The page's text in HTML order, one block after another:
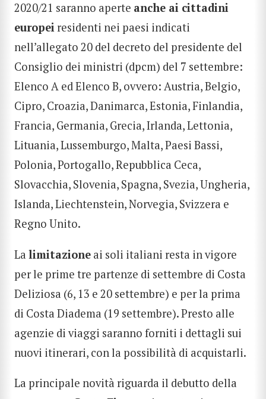
2020/21 saranno aperte anche ai cittadini
europeiresidenti nei paesi indicati
nell’allegato 20 del decreto del presidente del
Consiglio dei ministri (dpcm) del 7 settembre:
Elenco A ed Elenco B, ovvero: Austria, Belgio,
Cipro, Croazia, Danimarca, Estonia, Finlandia,
Francia, Germania, Grecia, Irlanda, Lettonia,
Lituania, Lussemburgo, Malta, Paesi Bassi,
Polonia, Portogallo, Repubblica Ceca,
Slovacchia, Slovenia, Spagna, Svezia, Ungheria,
Islanda, Liechtenstein, Norvegia, Svizzera e
Regno Unito.
La limitazione ai soli italiani resta in vigore
per le prime tre partenze di settembre di Costa
Deliziosa (6, 13 e 20 settembre) e per la prima
di Costa Diadema (19 settembre). Presto alle
agenzie di viaggi saranno forniti i dettagli sui
nuovi itinerari, con la possibilità di acquistarli.
La principale novità riguarda il debutto della